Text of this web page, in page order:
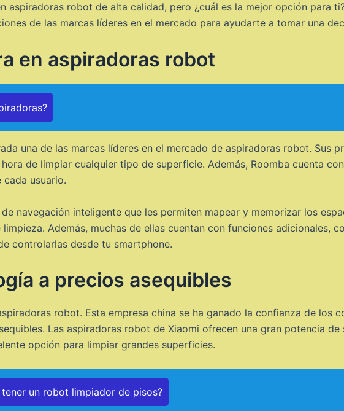
aspiradoras robot de alta calidad, pero ¿cuál es la mejor opción para
de las marcas líderes en el mercado para ayudarte a tomar una
en aspiradoras robot
una de las marcas líderes en el mercado de aspiradoras robot. Sus
de limpiar cualquier tipo de superficie. Además, Roomba cuenta
usuario.
navegación inteligente que les permiten mapear y memorizar los
Además, muchas de ellas cuentan con funciones adicionales,
controlarlas desde tu smartphone.
a precios asequibles
robot. Esta empresa china se ha ganado la confianza de los
Las aspiradoras robot de Xiaomi ofrecen una gran potencia de
opción para limpiar grandes superficies.
un robot limpiador de pisos?